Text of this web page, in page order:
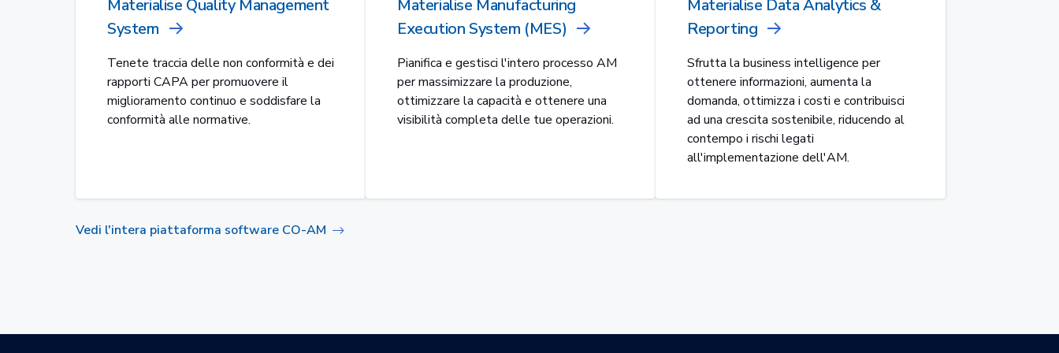
Materialise Quality Management
System
Tenete traccia delle non conformità e dei
rapporti CAPA per promuovere il
miglioramento continuo e soddisfare la
conformità alle normative.
Materialise Manufacturing
Execution System (MES)
Pianifica e gestisci l'intero processo AM
per massimizzare la produzione,
ottimizzare la capacità e ottenere una
visibilità completa delle tue operazioni.
Materialise Data Analytics &
Reporting
Sfrutta la business intelligence per
ottenere informazioni, aumenta la
domanda, ottimizza i costi e contribuisci
ad una crescita sostenibile, riducendo al
contempo i rischi legati
all'implementazione dell'AM.
Vedi l'intera piattaforma software CO-AM